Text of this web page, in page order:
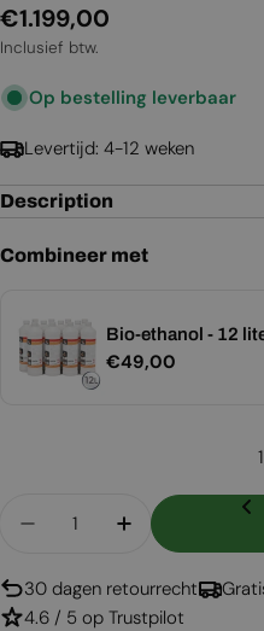
Normale
prijs
€1.199,00
Inclusief btw.
Op bestelling leverbaar
Levertijd: 4-12 weken
Description
Combineer met
Bio-ethanol - 12
Normale
€49,00
1
Aantal Verlagen
Aantal
30 dagen retourrecht
4.6 / 5 op Trustpilot